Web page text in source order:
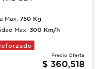
Max: 750 Kg
Max: 300 Km/h
Precio Oferta
$ 360,518